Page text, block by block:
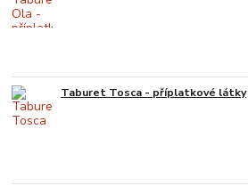
Taburet Tosca - příplatkové látky